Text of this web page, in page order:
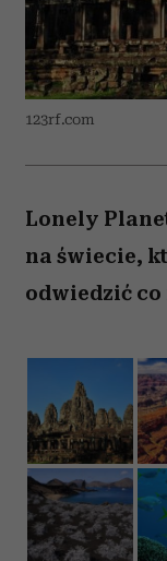
123rf.com
Lonely
na świecie,
odwiedzić